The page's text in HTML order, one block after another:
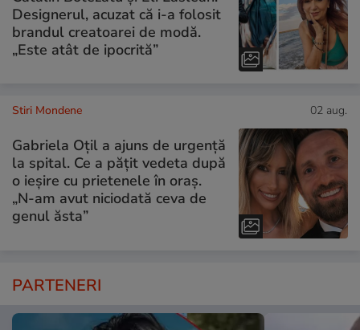
Designerul, acuzat că i-a folosit
brandul creatoarei de modă.
„Este atât de ipocrită”
Stiri Mondene 02 aug.
Gabriela Oțil a ajuns de urgență
la spital. Ce a pățit vedeta după
o ieșire cu prietenele în oraș.
„N-am avut niciodată ceva de
genul ăsta”
PARTENERI